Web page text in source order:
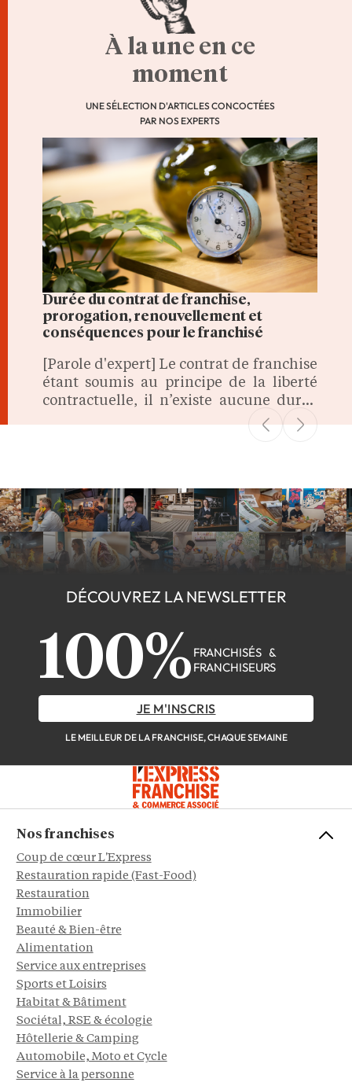
À la une en ce
moment
UNE SÉLECTION D'ARTICLES CONCOCTÉES
PAR NOS EXPERTS
Durée du contrat de franchise,
prorogation, renouvellement et
conséquences pour le franchisé
[Parole d'expert] Le contrat de franchise
étant soumis au principe de la liberté
contractuelle, il n’existe aucune durée
légale imposée lors de sa signature. On
DÉCOUVREZ LA NEWSLETTER
100% FRANCHISÉS &
FRANCHISEURS
JE M'INSCRIS
LE MEILLEUR DE LA FRANCHISE, CHAQUE SEMAINE
Nos franchises
Coup de cœur L'Express
Restauration rapide (Fast-Food)
Restauration
Immobilier
Beauté & Bien-être
Alimentation
Service aux entreprises
Sports et Loisirs
Habitat & Bâtiment
Sociétal, RSE & écologie
Hôtellerie & Camping
Automobile, Moto et Cycle
Service à la personne